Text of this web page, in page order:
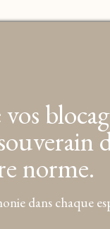
norme.
dans chaque